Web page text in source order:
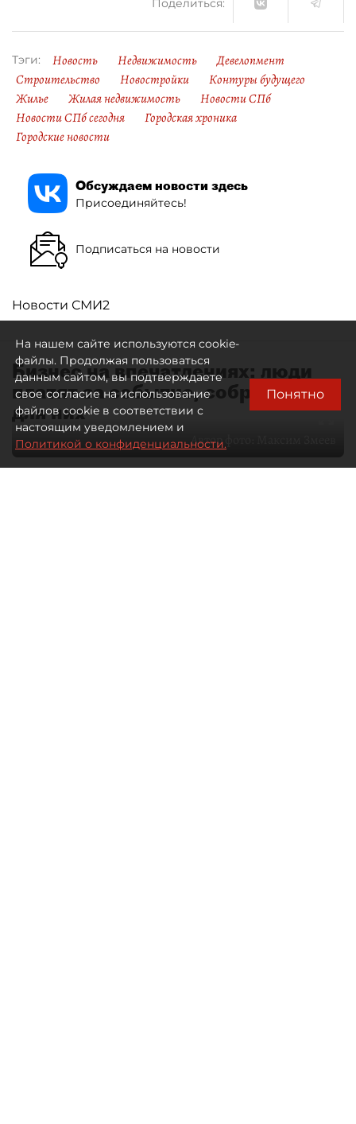
Тэги: Новость Недвижимость
Девелопмент
Строительство
Новостройки
Контуры будущего
Жилье
Жилая недвижимость
Новости СПб
Новости СПб сегодня
Городская хроника
Городские новости
Обсуждаем новости здесь
Присоединяйтесь!
Подписаться на новости
Новости СМИ2
Бизнес на впечатлениях: люди
платят за событие, собранное
для них
Автор фото:
На нашем сайте используются cookie-
файлы. Продолжая пользоваться
данным сайтом, вы подтверждаете
свое согласие на использование
файлов cookie в соответствии с
настоящим уведомлением и
Политикой о конфиденциальности.
Понятно